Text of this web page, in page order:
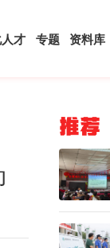
才 专题 资料库
推荐